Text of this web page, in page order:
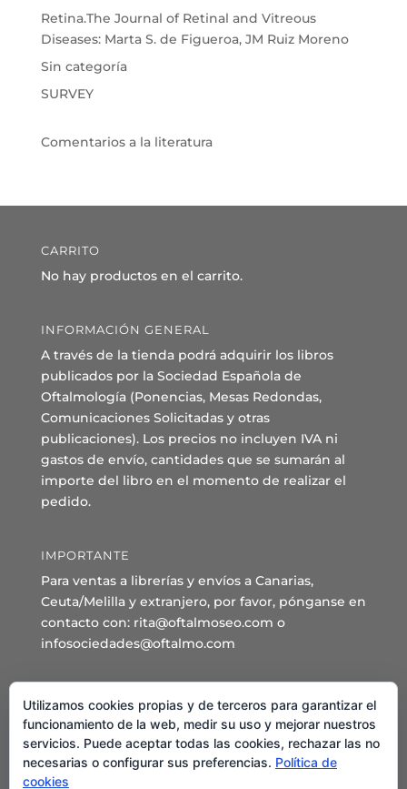
Retina.The Journal of Retinal and Vitreous
Diseases: Marta S. de Figueroa, JM Ruiz Moreno
Sin categoría
SURVEY
Comentarios a la literatura
CARRITO
No hay productos en el carrito.
INFORMACIÓN GENERAL
A través de la tienda podrá adquirir los libros
publicados por la Sociedad Española de
Oftalmología (Ponencias, Mesas Redondas,
Comunicaciones Solicitadas y otras
publicaciones). Los precios no incluyen IVA ni
gastos de envío, cantidades que se sumarán al
importe del libro en el momento de realizar el
pedido.
IMPORTANTE
Para ventas a librerías y envíos a Canarias,
Ceuta/Melilla y extranjero, por favor, pónganse en
contacto con: rita@oftalmoseo.com o
infosociedades@oftalmo.com
Sede Administrativa y Secretaría General
C/ Arcipreste de Hita 14 – 1º Derecha.
28015 – Madrid
Teléfono: 91 544 80 35 - 91 544 58 79
Utilizamos cookies propias y de terceros para garantizar el
funcionamiento de la web, medir su uso y mejorar nuestros
servicios. Puede aceptar todas las cookies, rechazar las no
necesarias o configurar sus preferencias. Política de
cookies